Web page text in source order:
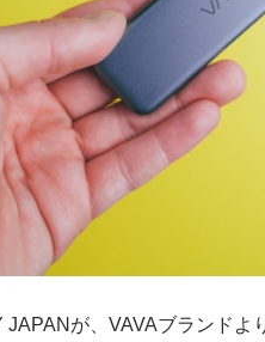
が、VAVAブランドよ